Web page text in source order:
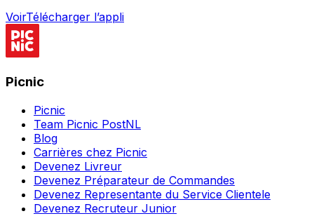
VoirTélécharger l’appli
Picnic
Picnic
Team Picnic PostNL
Blog
Carrières chez Picnic
Devenez Livreur
Devenez Préparateur de Commandes
Devenez Representante du Service Clientele
Devenez Recruteur Junior